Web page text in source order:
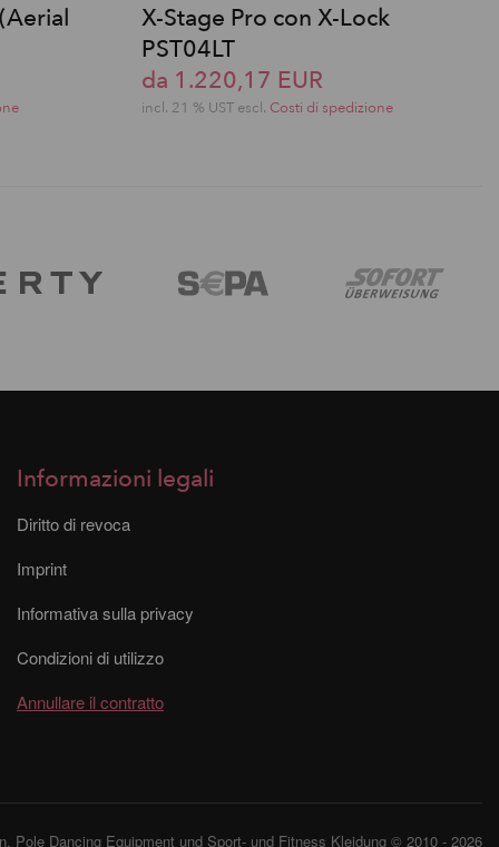
X-Stage Pro con X-Lock
PST04LT
da 1.220,17 EUR
incl. 21 % UST escl. Costi di spedizione
Informazioni legali
Diritto di revoca
Imprint
Informativa sulla privacy
Condizioni di utilizzo
Annullare il contratto
Pole Dancing Equipment und Sport- und Fitness Kleidung © 2010 - 2026